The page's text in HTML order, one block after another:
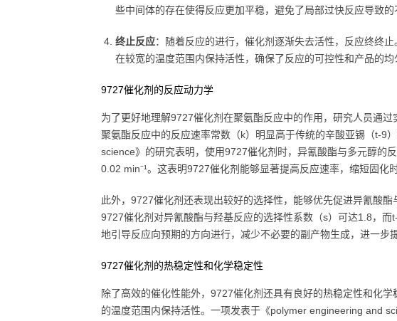
些中间体的存在使得反应更加平稳，避免了局部过快反应导致的
终止反应：随着反应的进行，催化剂逐渐失去活性，反应终终
在较宽的温度范围内保持活性，确保了反应的可控性和产品的均
9727催化剂的反应动力学
为了更好地理解9727催化剂在聚氨酯反应中的作用，研究人员通
聚氨酯反应中的反应速率常数（k）明显高于传统的辛酸亚锡（t-9
science》的研究表明，使用9727催化剂时，异氰酸酯与多元醇的
0.02 min⁻¹。这表明9727催化剂能够显著提高反应速率，缩短固化
此外，9727催化剂还表现出较好的选择性，能够优先促进异氰酸
9727催化剂对异氰酸酯与羟基反应的选择性系数（s）可达1.8，
地引导反应向预期的方向进行，减少不必要的副产物生成，进一步
9727催化剂的热稳定性和化学稳定性
除了高效的催化性能外，9727催化剂还具有良好的热稳定性和化
的温度范围内保持活性。一项发表于《polymer engineering and